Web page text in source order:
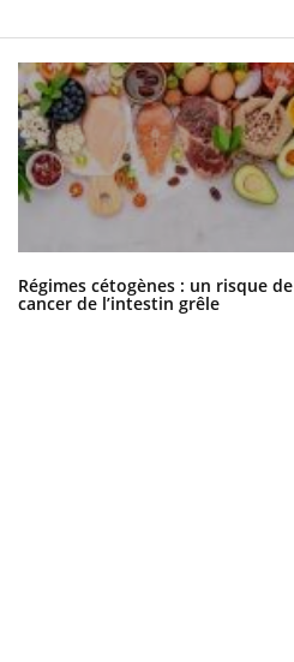
Régimes cétogènes : un risque de
cancer de l’intestin grêle